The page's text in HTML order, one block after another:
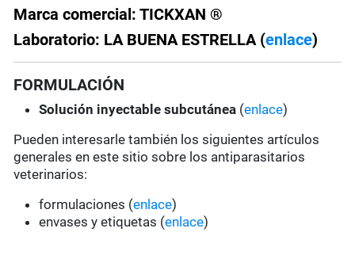
Marca comercial: TICKXAN ®
Laboratorio: LA BUENA ESTRELLA (enlace)
FORMULACIÓN
Solución inyectable subcutánea (enlace)
Pueden interesarle también los siguientes artículos
generales en este sitio sobre los antiparasitarios
veterinarios:
formulaciones (enlace)
envases y etiquetas (enlace)